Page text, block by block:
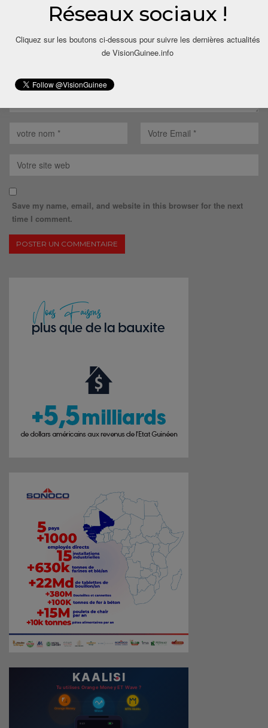
Save my name, email, and website in this browser for the next
time I comment.
Réseaux sociaux !
Cliquez sur les boutons ci-dessous pour suivre les dernières actualités
de VisionGuinee.info